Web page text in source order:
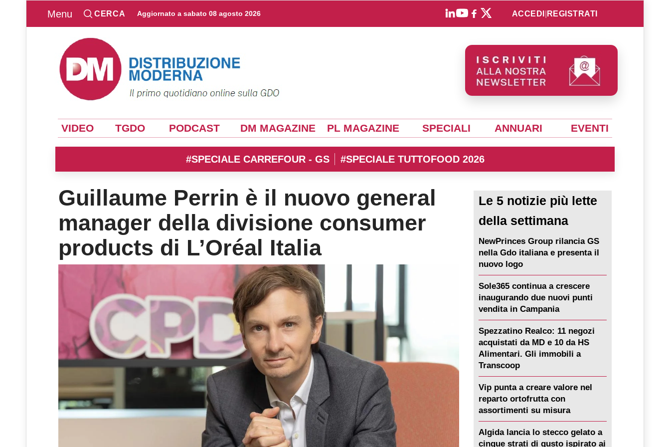
Menu CERCA Aggiornato a sabato 08 agosto 2026 ACCEDI REGISTRATI
VIDEO TGDO PODCAST DM MAGAZINE PL MAGAZINE SPECIALI ANNUARI EVENTI
#SPECIALE CARREFOUR - GS #SPECIALE TUTTOFOOD 2026
Guillaume Perrin è il nuovo general
manager della divisione consumer
products di L’Oréal Italia
Le 5 notizie più lette
della settimana
NewPrinces Group rilancia GS
nella Gdo italiana e presenta il
nuovo logo
Sole365 continua a crescere
inaugurando due nuovi punti
vendita in Campania
Spezzatino Realco: 11 negozi
acquistati da MD e 10 da HS
Alimentari. Gli immobili a
Transcoop
Vip punta a creare valore nel
reparto ortofrutta con
assortimenti su misura
Algida lancia lo stecco gelato a
cinque strati di gusto ispirato ai